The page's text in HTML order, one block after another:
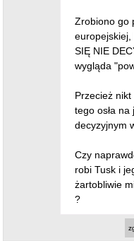
Zrobiono go
SIĘ NIE
wygląda
Przecież
tego osła
decyzyjnym
Czy
robi Tusk i
żartobliwie
?